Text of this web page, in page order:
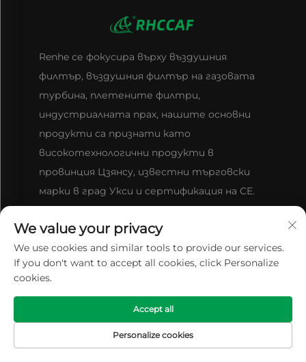
Renhe се фокусира върху въздушния
филтър, въздушния филтър на газовата
турбина, плетените филтри,
индустриалната прах, нашите основни
продукти са признати като
високотехнологични продукти в
провинция Цзянсу, известни търговски
марки в град Укси и сертификация на CE.
СВЪРЖЕТЕ СЕ С НАС
№ 31, улица Xingyuan, промишлен парк Jiefang,
град Jushan, град Jiangyin, провинция Jiangsu,
Китай (214414)
We value your privacy
We use cookies and similar tools to provide our services.
If you don't want to accept all cookies, click Personalize
cookies.
Personalize cookies
Accept all